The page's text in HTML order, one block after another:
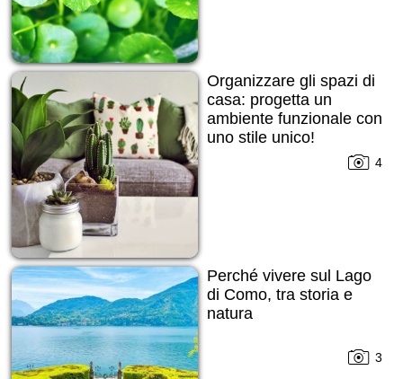
Organizzare gli spazi di
casa: progetta un
ambiente funzionale con
uno stile unico!
4
Perché vivere sul Lago
di Como, tra storia e
natura
3